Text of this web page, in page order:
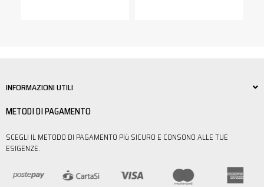
INFORMAZIONI UTILI
METODI DI PAGAMENTO
SCEGLI IL METODO DI PAGAMENTO PIù SICURO E CONSONO ALLE TUE
ESIGENZE.